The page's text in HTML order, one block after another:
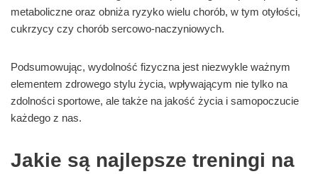
metaboliczne oraz obniża ryzyko wielu chorób, w tym otyłości,
cukrzycy czy chorób sercowo-naczyniowych.
Podsumowując, wydolność fizyczna jest niezwykle ważnym
elementem zdrowego stylu życia, wpływającym nie tylko na
zdolności sportowe, ale także na jakość życia i samopoczucie
każdego z nas.
Jakie są najlepsze treningi na